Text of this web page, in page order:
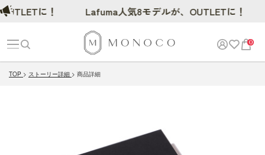
0
TOP ストーリー詳細 商品詳細
に！ Lafuma人気8モデルが、OUTLETに！